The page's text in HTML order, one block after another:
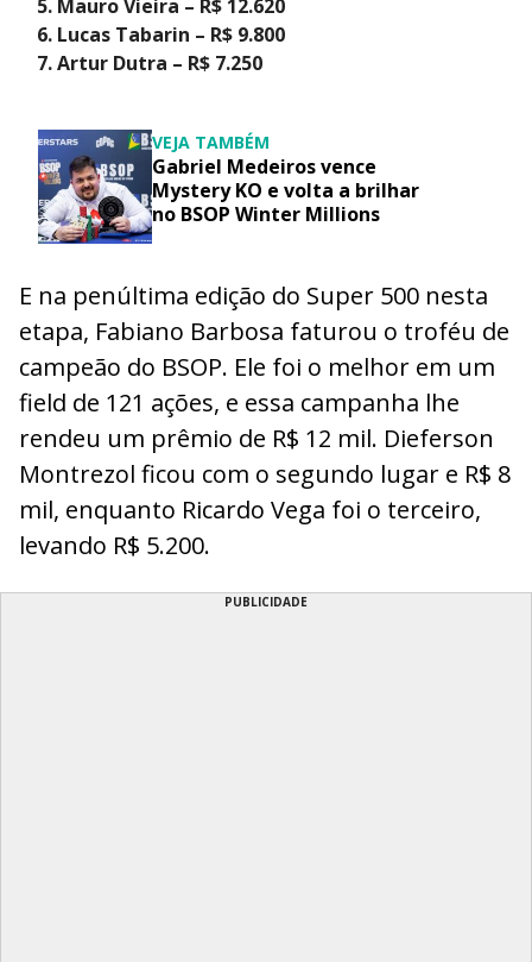
Mauro Vieira – R$ 12.620
Lucas Tabarin – R$ 9.800
Artur Dutra – R$ 7.250
VEJA TAMBÉM
Gabriel Medeiros vence
Mystery KO e volta a brilhar
no BSOP Winter Millions
E na penúltima edição do Super 500 nesta
etapa, Fabiano Barbosa faturou o troféu de
campeão do BSOP. Ele foi o melhor em um
field de 121 ações, e essa campanha lhe
rendeu um prêmio de R$ 12 mil. Dieferson
Montrezol ficou com o segundo lugar e R$ 8
mil, enquanto Ricardo Vega foi o terceiro,
levando R$ 5.200.
PUBLICIDADE